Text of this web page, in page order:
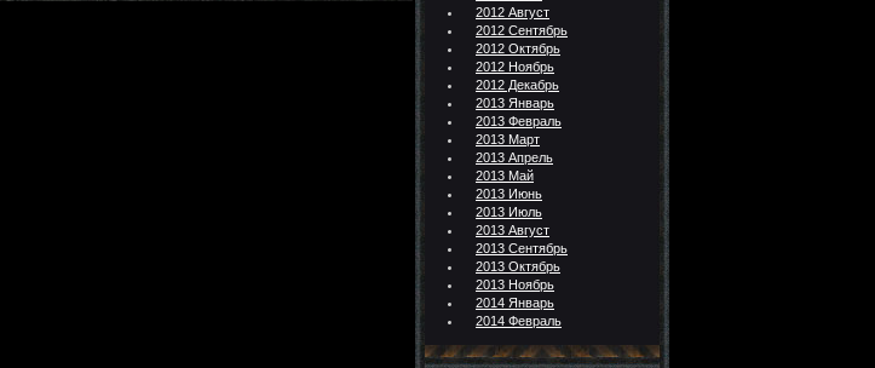
2012 Август
2012 Сентябрь
2012 Октябрь
2012 Ноябрь
2012 Декабрь
2013 Январь
2013 Февраль
2013 Март
2013 Апрель
2013 Май
2013 Июнь
2013 Июль
2013 Август
2013 Сентябрь
2013 Октябрь
2013 Ноябрь
2014 Январь
2014 Февраль